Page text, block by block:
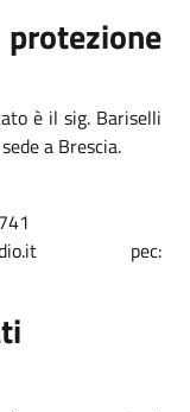
è il sig. Bariselli
a Brescia.
pec: